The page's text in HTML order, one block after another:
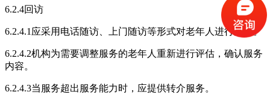
6.2.4回访
6.2.4.1应采用电话随访、上门随访等形式对老年人进行回访。
6.2.4.2机构为需要调整服务的老年人重新进行评估，确认服务
内容。
6.2.4.3当服务超出服务能力时，应提供转介服务。